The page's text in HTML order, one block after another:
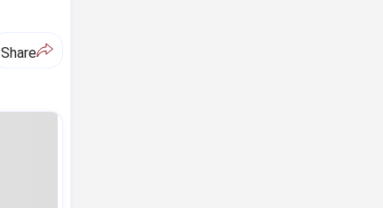
Share